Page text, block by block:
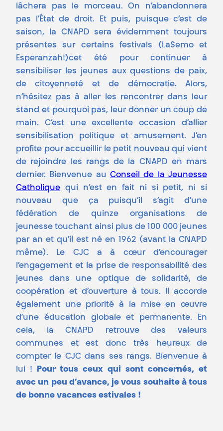
lâchera pas le morceau. On n’abandonnera
pas l’État de droit. Et puis, puisque c’est de
saison, la CNAPD sera évidemment toujours
présentes sur certains festivals (LaSemo et
Esperanzah!)cet été pour continuer à
sensibiliser les jeunes aux questions de paix,
de citoyenneté et de démocratie. Alors,
n’hésitez pas à aller les rencontrer dans leur
stand et pourquoi pas, leur donner un coup de
main. C’est une excellente occasion d’allier
sensibilisation politique et amusement. J’en
profite pour accueillir le petit nouveau qui vient
de rejoindre les rangs de la CNAPD en mars
dernier. Bienvenue au Conseil de la Jeunesse
Catholique qui n’est en fait ni si petit, ni si
nouveau que ça puisqu’il s’agit d’une
fédération de quinze organisations de
jeunesse touchant ainsi plus de 100 000 jeunes
par an et qu’il est né en 1962 (avant la CNAPD
même). Le CJC a à cœur d’encourager
l’engagement et la prise de responsabilité des
jeunes dans une optique de solidarité, de
coopération et d’ouverture à tous. Il accorde
également une priorité à la mise en œuvre
d’une éducation globale et permanente. En
cela, la CNAPD retrouve des valeurs
communes et est donc très heureux de
compter le CJC dans ses rangs. Bienvenue à
lui !
Pour tous ceux qui sont concernés, et
avec un peu d’avance, je vous souhaite à tous
de bonne vacances estivales !